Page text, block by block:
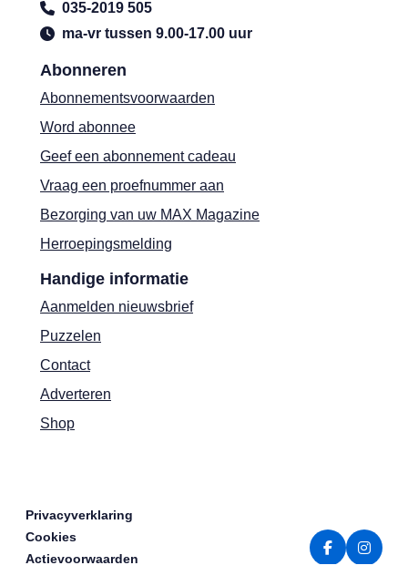
Abonneren
Abonnementsvoorwaarden
Word abonnee
Geef een abonnement cadeau
Vraag een proefnummer aan
Bezorging van uw MAX Magazine
Herroepingsmelding
Handige informatie
Aanmelden nieuwsbrief
Puzzelen
Contact
Adverteren
Shop
035-2019 505
ma-vr tussen 9.00-17.00 uur
Privacyverklaring
Cookies
Actievoorwaarden